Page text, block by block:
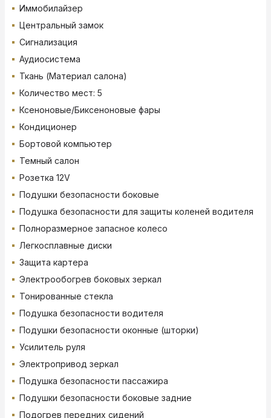
Иммобилайзер
Центральный замок
Сигнализация
Аудиосистема
Ткань (Материал салона)
Количество мест: 5
Ксеноновые/Биксеноновые фары
Кондиционер
Бортовой компьютер
Темный салон
Розетка 12V
Подушки безопасности боковые
Подушка безопасности для защиты коленей водителя
Полноразмерное запасное колесо
Легкосплавные диски
Защита картера
Электрообогрев боковых зеркал
Тонированные стекла
Подушка безопасности водителя
Подушки безопасности оконные (шторки)
Усилитель руля
Электропривод зеркал
Подушка безопасности пассажира
Подушки безопасности боковые задние
Подогрев передних сидений